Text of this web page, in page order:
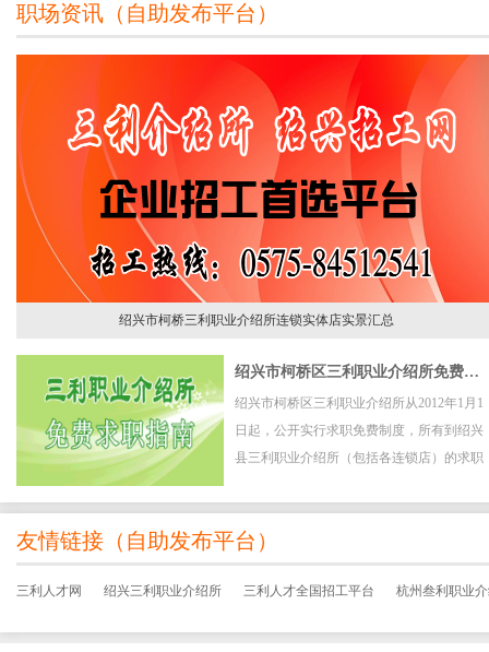
职场资讯（ 自助发布平台 ）
绍兴市柯桥三利职业介绍所连锁实体店实景汇总
绍兴市柯桥区三利职业介绍所免费求职指南
绍兴市柯桥区三利职业介绍所从2012年1月1
日起，公开实行求职免费制度，所有到绍兴
县三利职业介绍所（包括各连锁店）的求职
友情链接（ 自助发布平台 ）
三利人才网 绍兴三利职业介绍所 三利人才全国招工平台 杭州叁利职业